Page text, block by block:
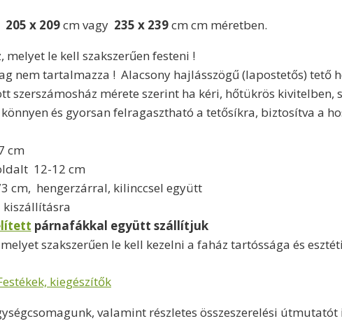
205 x 209cm vagy 235 x 239cm cm méretben.
le kell szakszerűen festeni !
nem tartalmazza ! Alacsony hajlásszögű (lapostetős) tető
mérete szerint ha kéri, hőtükrös kivitelben,
és gyorsan felragasztható a tetősíkra, biztosítva a
cm
12-12 cm
cm, hengerzárral, kilinccsel együtt
kiszállításra
párnafákkal együtt szállítjuk
szakszerűen le kell kezelni a faház tartóssága és
kiegészítők
valamint részletes összeszerelési